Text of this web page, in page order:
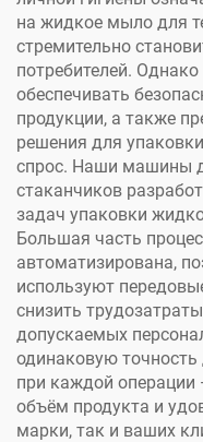
на жидкое мыло для
стремительно
потребителей.
обеспечивать
продукции, а также
решения для
спрос. Наши машины
стаканчиков
задач упаковки
Большая часть
автоматизирована,
используют
снизить
допускаемых
одинаковую точность
при каждой операции
объём продукта и
марки, так и ваших